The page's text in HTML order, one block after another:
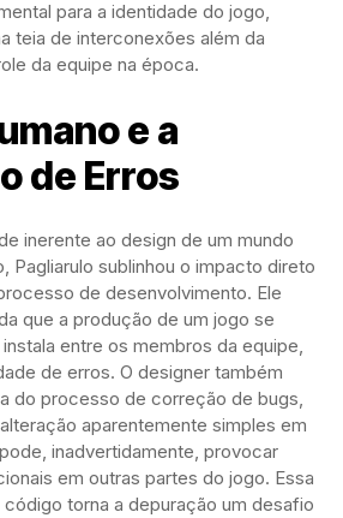
para a identidade do jogo,
teia de interconexões além da
da equipe na época.
e a
de Erros
inerente ao design de um mundo
Pagliarulo sublinhou o impacto direto
de desenvolvimento. Ele
que a produção de um jogo se
entre os membros da equipe,
de erros. O designer também
do processo de correção de bugs,
aparentemente simples em
inadvertidamente, provocar
em outras partes do jogo. Essa
torna a depuração um desafio